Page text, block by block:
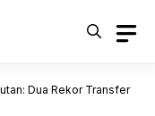
Dua Rekor Transfer